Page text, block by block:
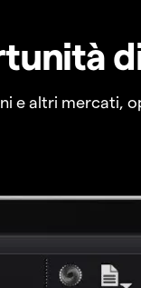
e altri mercati,